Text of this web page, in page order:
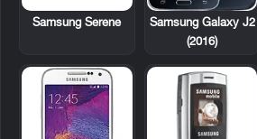
Samsung Galaxy J2
(2016)
Samsung Serene